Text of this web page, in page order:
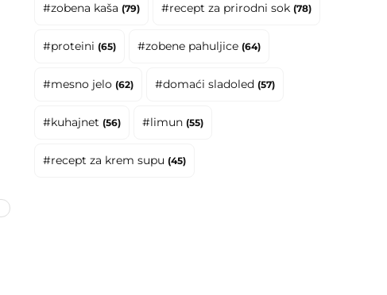
#zobena kaša(79) #recept za prirodni sok(78)
#proteini(65) #zobene pahuljice(64)
#mesno jelo(62) #domaći sladoled(57)
#kuhajnet(56) #limun(55)
#recept za krem supu(45)